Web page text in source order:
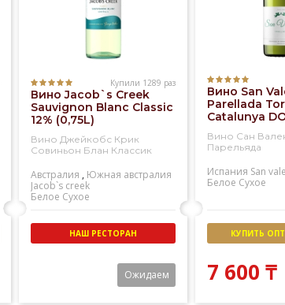
Купили 1289 раз
Вино Jacob`s Creek
Sauvignon Blanc Classic
12% (0,75L)
Вино Джейкобс Крик
Совиньон Блан Классик
Австралия , Южная австралия
Jacob`s creek
Белое Сухое
НАШ РЕСТОРАН
Ожидаем
Вино San
Parellada
Catalunya
Вино Сан
Парельяда
Испания San
Белое Сухое
КУПИТЬ
7 600 ₸